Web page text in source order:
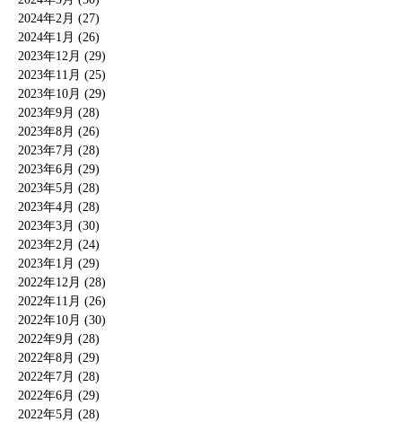
2024年2月 (27)
2024年1月 (26)
2023年12月 (29)
2023年11月 (25)
2023年10月 (29)
2023年9月 (28)
2023年8月 (26)
2023年7月 (28)
2023年6月 (29)
2023年5月 (28)
2023年4月 (28)
2023年3月 (30)
2023年2月 (24)
2023年1月 (29)
2022年12月 (28)
2022年11月 (26)
2022年10月 (30)
2022年9月 (28)
2022年8月 (29)
2022年7月 (28)
2022年6月 (29)
2022年5月 (28)